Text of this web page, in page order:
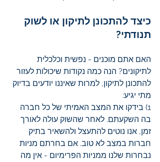
כיצד להתכונן לתיקון או לשוק
תנודתי?
האם אתם מוכנים - נפשית וכלכלית
לתיקונים? הנה כמה נקודות שיכולות לעזור
להתכונן לתיקון, למרות שאיננו יודעים בדיוק
מתי יגיע:
1) בידקו את המצב האמיתי של כל חברה
בה השקעתם. לאחר שהשוק עולה לאורך
זמן, אנו נוטים להתעצל ולהשאיר בתיק
חברות במצב לא טוב. אם בחרתם מניות
נבחרות שלנו ממניות הפרימיום - אין מה